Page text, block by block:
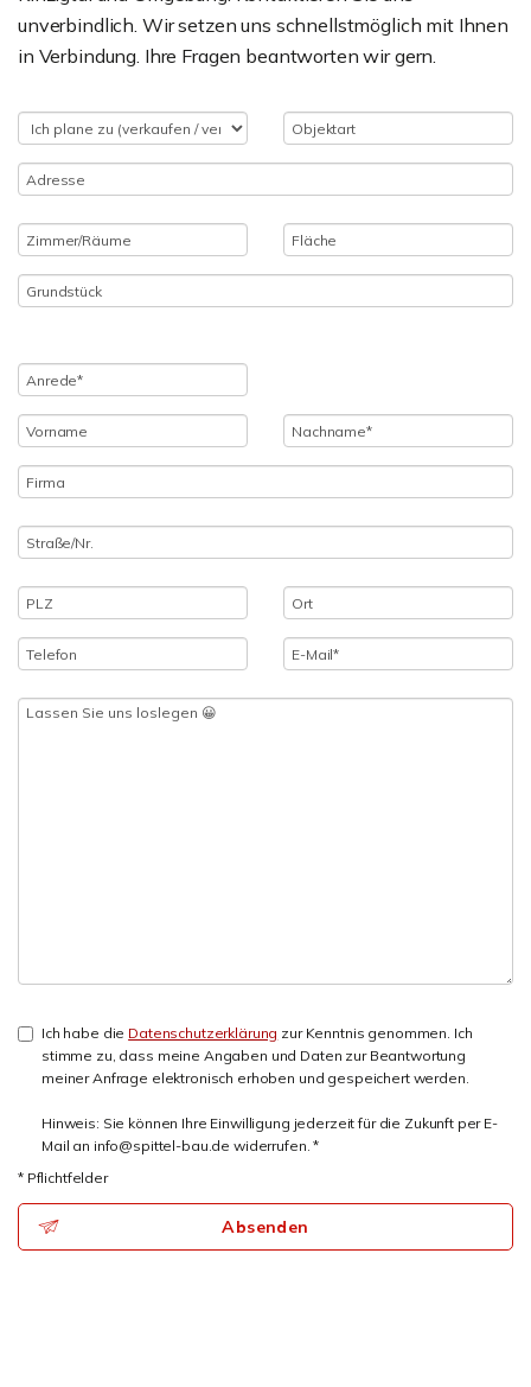
unverbindlich. Wir setzen uns schnellstmöglich mit Ihnen
in Verbindung. Ihre Fragen beantworten wir gern.
Ich habe die Datenschutzerklärung zur Kenntnis genommen. Ich
stimme zu, dass meine Angaben und Daten zur Beantwortung
meiner Anfrage elektronisch erhoben und gespeichert werden.
Hinweis: Sie können Ihre Einwilligung jederzeit für die Zukunft per E-
Mail an info@spittel-bau.de widerrufen. *
* Pflichtfelder
Absenden